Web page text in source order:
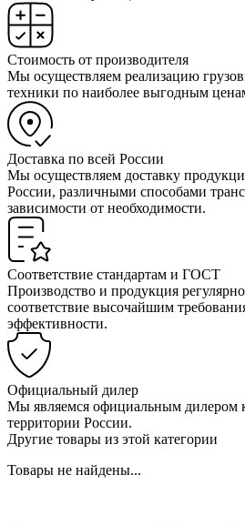
Стоимость от производителя
Мы осуществляем реализацию
техники по наиболее выгодным
Доставка по всей России
Мы осуществляем доставку
России, различными способами
зависимости от необходимости.
Соответствие стандартам и ГОСТ
Производство и продукция
соответствие высочайшим
эффективности.
Официальный дилер
Мы являемся официальным дилером
территории России.
Другие товары из этой категории
Товары не найдены...